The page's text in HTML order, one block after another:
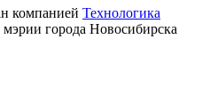
компанией Технологика
города Новосибирска